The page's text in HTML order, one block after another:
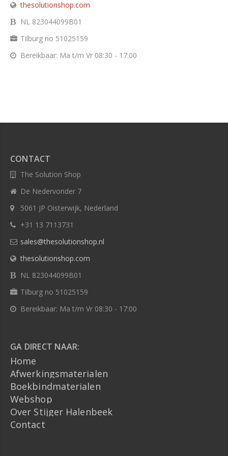
thesolutionshop.com
NL 823044099B01
Tilburg no 51025159
Bereikbaar: Ma t/m Vr 08:30 - 17:00
CONTACT
The Solution Shop
De Nedervonder 7
5061 JP Oisterwijk, Nederland
+31 13 7113731
sales@thesolutionshop.nl
thesolutionshop.com
NL 823044099B01
Tilburg no 51025159
Bereikbaar: Ma t/m Vr 08:30 - 17:00
GA DIRECT NAAR:
Home
Afwerkingsmaterialen
Boekbindmaterialen
Webshop
Over Stijger Halenbeek
Contact